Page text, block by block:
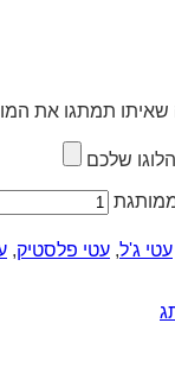
שאיתו תמתגו את
שלכם
עטי ג'ל, עטי פלסטיק,